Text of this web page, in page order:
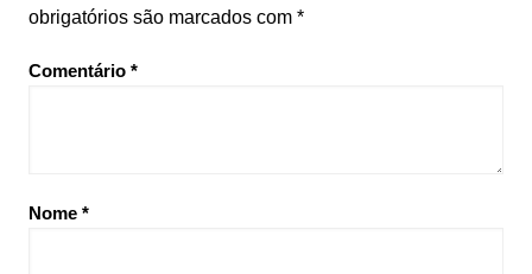
obrigatórios são marcados com *
Comentário *
Nome *